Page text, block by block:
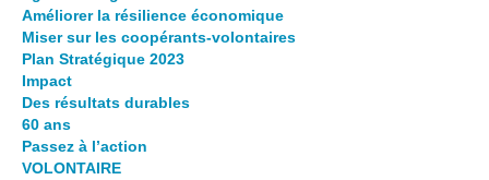
Améliorer la résilience économique
Miser sur les coopérants-volontaires
Plan Stratégique 2023
Impact
Des résultats durables
60 ans
Passez à l’action
VOLONTAIRE